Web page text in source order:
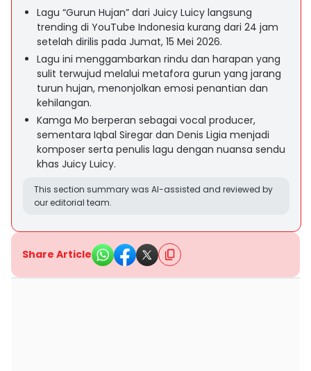
Lagu “Gurun Hujan” dari Juicy Luicy langsung
trending di YouTube Indonesia kurang dari 24 jam
setelah dirilis pada Jumat, 15 Mei 2026.
Lagu ini menggambarkan rindu dan harapan yang
sulit terwujud melalui metafora gurun yang jarang
turun hujan, menonjolkan emosi penantian dan
kehilangan.
Kamga Mo berperan sebagai vocal producer,
sementara Iqbal Siregar dan Denis Ligia menjadi
komposer serta penulis lagu dengan nuansa sendu
khas Juicy Luicy.
This section summary was AI-assisted and reviewed by
our editorial team.
Share Article